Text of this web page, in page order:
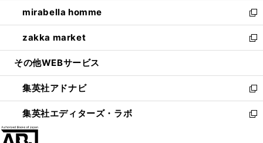
く
で
開
く
ド
ウ
で
開
ィ
ン
ド
ウ
開
く
い
ウ
ィ
ン
ウ
で
開
く
mirabella homme
新
し
い
ウ
ン
ド
ウ
で
zakka market
新
し
ウ
ィ
ン
ド
その他WEBサービス
集英社アドナビ
新
し
い
集英社エディターズ・ラボ
新